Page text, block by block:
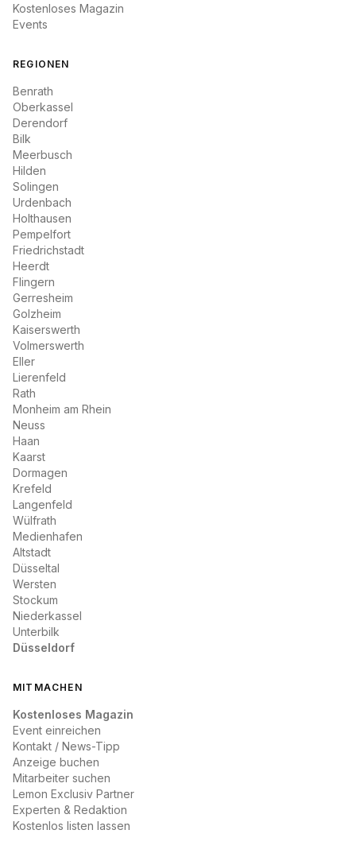
Kostenloses Magazin
Events
REGIONEN
Benrath
Oberkassel
Derendorf
Bilk
Meerbusch
Hilden
Solingen
Urdenbach
Holthausen
Pempelfort
Friedrichstadt
Heerdt
Flingern
Gerresheim
Golzheim
Kaiserswerth
Volmerswerth
Eller
Lierenfeld
Rath
Monheim am Rhein
Neuss
Haan
Kaarst
Dormagen
Krefeld
Langenfeld
Wülfrath
Medienhafen
Altstadt
Düsseltal
Wersten
Stockum
Niederkassel
Unterbilk
Düsseldorf
MITMACHEN
Kostenloses Magazin
Event einreichen
Kontakt / News-Tipp
Anzeige buchen
Mitarbeiter suchen
Lemon Exclusiv Partner
Experten & Redaktion
Kostenlos listen lassen